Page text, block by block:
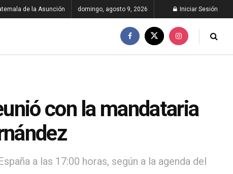
de la Asunción domingo, agosto 9, 2026 Iniciar Sesión
con la mandataria
a las 17:00 horas, según a la agenda del